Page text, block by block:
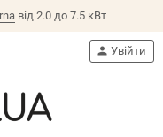
від 2.0 до 7.5 кВт
person Увійти